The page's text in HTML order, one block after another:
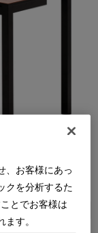
、お客様にあっ
クを分析するた
とでお客様は
す。